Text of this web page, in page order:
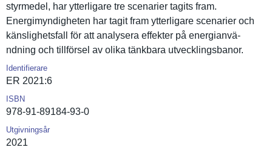
styrmedel, har ytterligar­e tre scenarier tagits fram.
Energimynd­igheten har tagit fram ytterligar­e scenarier och
känslighet­sfall för att analysera effekter på energianvä­
ndning och tillförsel av olika tänkbara utveckling­sbanor.
Identifierare
ER 2021:6
ISBN
978-91-89184-93-0
Utgivningsår
2021